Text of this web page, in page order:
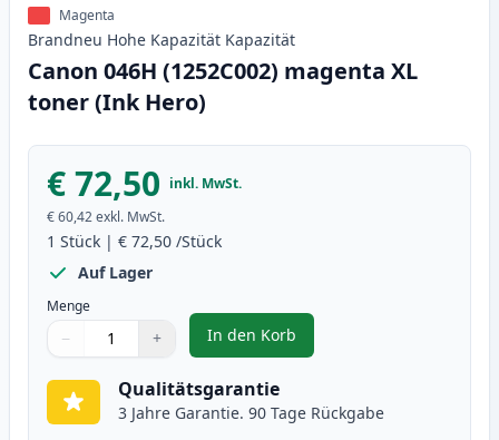
Magenta
Brandneu Hohe Kapazität Kapazität
Canon 046H (1252C002) magenta XL
toner (Ink Hero)
€ 72,50 inkl. MwSt.
€ 60,42exkl. MwSt.
1 Stück | € 72,50 /Stück
Auf Lager
Menge
Verwenden Sie die Tasten, um anzupassen
− +
1
In den Korb
, Canon 046H (1252C002)
Qualitätsgarantie
3 Jahre Garantie. 90 Tage Rückgabe